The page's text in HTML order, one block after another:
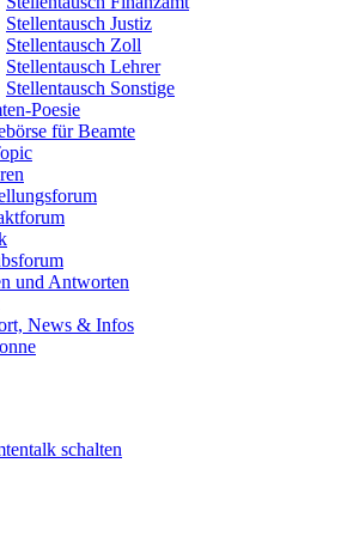
Stellentausch Justiz
Stellentausch Zoll
Stellentausch Lehrer
Stellentausch Sonstige
Poesie
für Beamte
und Antworten
News & Infos
schalten